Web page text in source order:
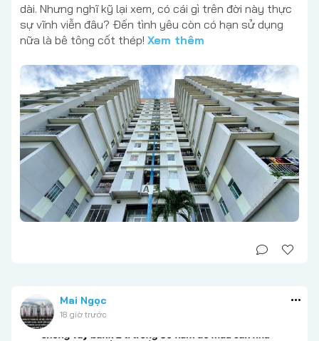
dài. Nhưng nghĩ kỹ lại xem, có cái gì trên đời này thực
sự vĩnh viễn đâu? Đến tình yêu còn có hạn sử dụng
nữa là bê tông cốt thép! Xem thêm
Mai Ngọc
18 giờ trước